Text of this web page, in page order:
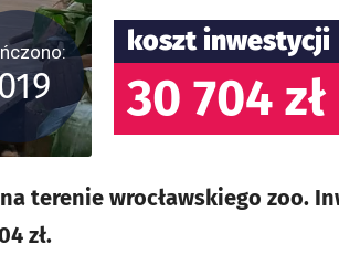
koszt inwestycji
30 704 zł
terenie wrocławskiego zoo.
zł.